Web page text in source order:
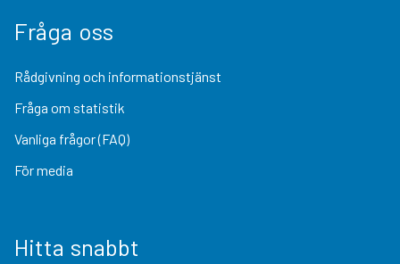
Fråga oss
Rådgivning och informationstjänst
Fråga om statistik
Vanliga frågor (FAQ)
För media
Hitta snabbt